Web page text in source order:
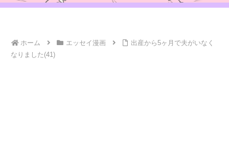
ホーム エッセイ漫画
出産から5ヶ月で夫がいなく
なりました(41)